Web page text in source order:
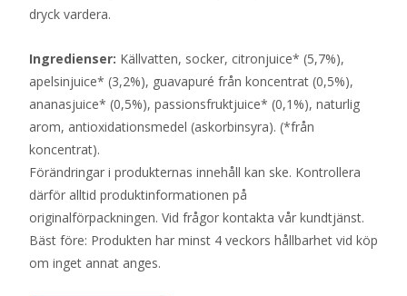
dryck vardera.
Ingredienser: Källvatten, socker, citronjuice* (5,7%),
apelsinjuice* (3,2%), guavapuré från koncentrat (0,5%),
ananasjuice* (0,5%), passionsfruktjuice* (0,1%), naturlig
arom, antioxidationsmedel (askorbinsyra). (*från
koncentrat).
Förändringar i produkternas innehåll kan ske. Kontrollera
därför alltid produktinformationen på
originalförpackningen. Vid frågor kontakta vår kundtjänst.
Bäst före: Produkten har minst 4 veckors hållbarhet vid köp
om inget annat anges.